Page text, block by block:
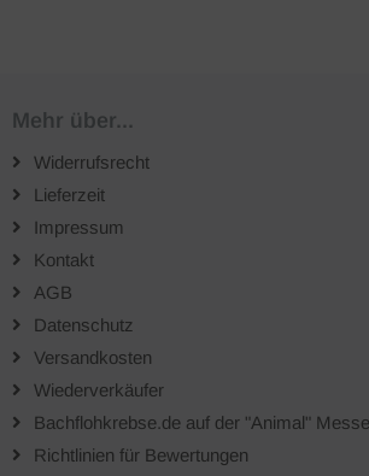
Mehr über...
Widerrufsrecht
Lieferzeit
Impressum
Kontakt
AGB
Datenschutz
Versandkosten
Wiederverkäufer
Bachflohkrebse.de auf der "Animal"
Richtlinien für Bewertungen